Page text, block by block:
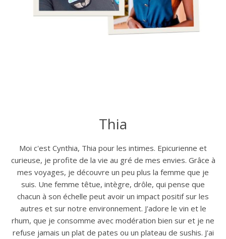
Thia
Moi c'est Cynthia, Thia pour les intimes. Epicurienne et
curieuse, je profite de la vie au gré de mes envies. Grâce à
mes voyages, je découvre un peu plus la femme que je
suis. Une femme têtue, intègre, drôle, qui pense que
chacun à son échelle peut avoir un impact positif sur les
autres et sur notre environnement. J'adore le vin et le
rhum, que je consomme avec modération bien sur et je ne
refuse jamais un plat de pates ou un plateau de sushis. J'ai